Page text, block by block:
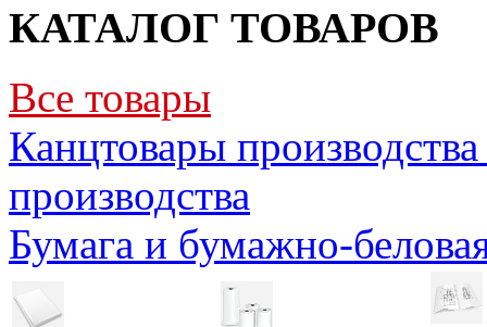
КАТАЛОГ ТОВАРОВ
Все товары
Канцтовары
производства
Бумага и бумажно-